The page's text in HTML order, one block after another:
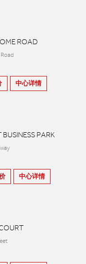
ROAD
中心详情
BUSINESS PARK
中心详情